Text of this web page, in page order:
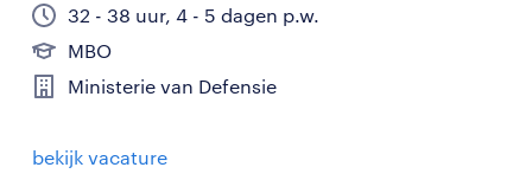
32 - 38 uur, 4 - 5 dagen p.w.
MBO
Ministerie van Defensie
bekijk vacature